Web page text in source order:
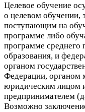
Целевое обучение
о целевом
поступающим на
программе либо
программе среднего
образования, и
органом
Федерации, органом
юридическим лицом
предпринимателем
Возможно